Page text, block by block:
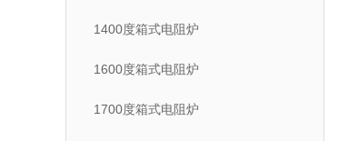
1400度箱式电阻炉
1600度箱式电阻炉
1700度箱式电阻炉